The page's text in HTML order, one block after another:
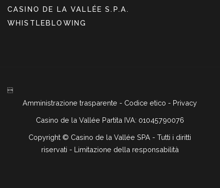
CASINO DE LA VALLÉE S.P.A.
WHISTLEBLOWING

Amministrazione trasparente - Codice etico - Privacy
Casino de la Vallée Partita IVA: 01045790076
Copyright © Casino de la Vallée SPA - Tutti i diritti
riservati - Limitazione della responsabilità